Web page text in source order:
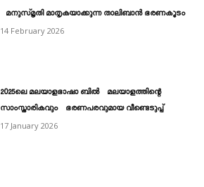
മനുസ്മൃതി മാതൃകയാക്കുന്ന താലിബാന്‍ ഭരണകൂടം
14 February 2026
2025ലെ മലയാളഭാഷാ ബിൽ മലയാളത്തിന്റെ
സാംസ്കാരികവും ഭരണപരവുമായ വീണ്ടെടുപ്പ്
17 January 2026